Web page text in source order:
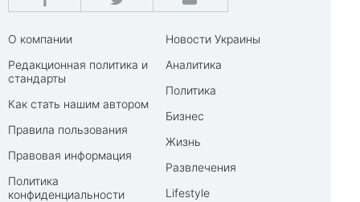
О компании
Редакционная политика и
стандарты
Как стать нашим автором
Правила пользования
Правовая информация
Политика
конфиденциальности
Новости Украины
Аналитика
Политика
Бизнес
Жизнь
Развлечения
Lifestyle